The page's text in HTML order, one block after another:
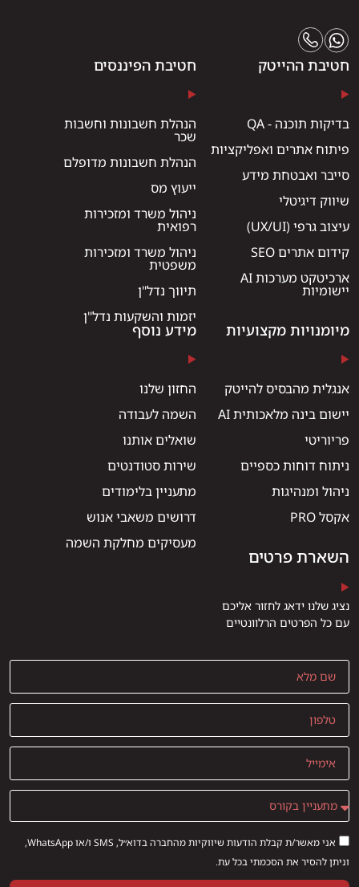
חטיבת ההייטק
בדיקות תוכנה - QA
פיתוח אתרים ואפליקציות
סייבר ואבטחת מידע
שיווק דיגיטלי
עיצוב גרפי (UX/UI)
קידום אתרים SEO
ארכיטקט מערכות AI
יישומיות
חטיבת הפיננסים
הנהלת חשבונות וחשבות
שכר
הנהלת חשבונות מדופלם
ייעוץ מס
ניהול משרד ומזכירות
רפואית
ניהול משרד ומזכירות
משפטית
תיווך נדל"ן
יזמות והשקעות נדל"ן
מיומנויות מקצועיות
אנגלית מהבסיס להייטק
יישום בינה מלאכותית AI
פריוריטי
ניתוח דוחות כספיים
ניהול ומנהיגות
אקסל PRO
מידע נוסף
החזון שלנו
השמה לעבודה
שואלים אותנו
שירות סטודנטים
מתעניין בלימודים
דרושים משאבי אנוש
מעסיקים מחלקת השמה
השארת פרטים
נציג שלנו ידאג לחזור אליכם
עם כל הפרטים הרלוונטיים
אני מאשר/ת קבלת הודעות שיווקיות מהחברה בדוא״ל, SMS ו/או WhatsApp,
וניתן להסיר את הסכמתי בכל עת.